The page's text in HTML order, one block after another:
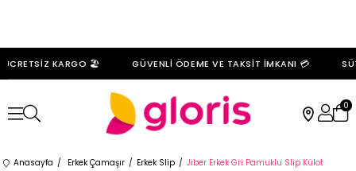
KARGO 🏖️ GÜVENLİ ÖDEME VE TAKSİT İMKANI 💳
0
Anasayfa Erkek Çamaşır Erkek Slip Jiber Erkek Gri Pamuklu Slip Külot